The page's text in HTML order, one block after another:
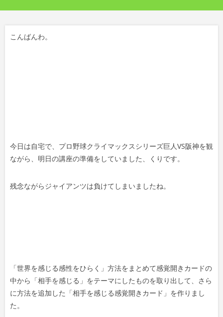
こんばんわ。
今日は自宅で、プロ野球クライマックスシリーズ巨人VS阪神を観
ながら、明日の講座の準備をしていました、くりです。
残念ながらジャイアンツは負けてしまいましたね。
「世界を感じる感性をひらく」方法をまとめて感覚開きカードの
中から「相手を感じる」をテーマにしたものを取り出して、さら
に方法を追加した「相手を感じる感覚開きカード」を作りまし
た。